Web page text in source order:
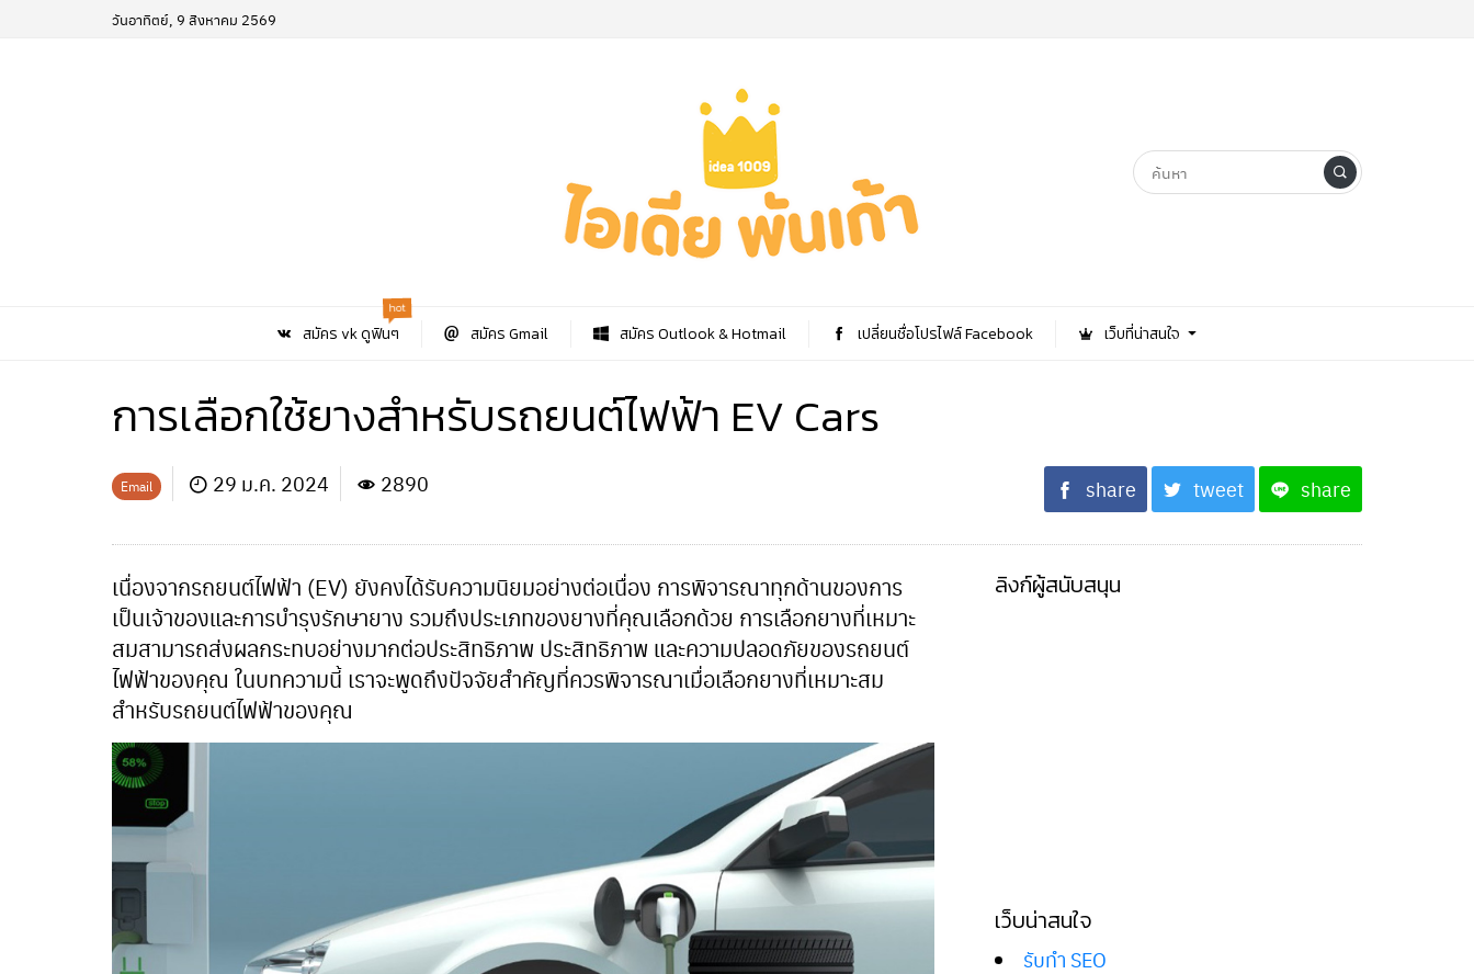
วันอาทิตย์, 9 สิงหาคม 2569
สมัคร vk ดูฟินๆ
hot
สมัคร Gmail สมัคร Outlook & Hotmail เปลี่ยนชื่อโปรไฟล์ Facebook เว็บที่น่าสนใจ
การเลือกใช้ยางสำหรับรถยนต์ไฟฟ้า EV Cars
Email 29 ม.ค. 2024 2890 share tweet share
เนื่องจากรถยนต์ไฟฟ้า (EV) ยังคงได้รับความนิยมอย่างต่อเนื่อง การพิจารณาทุกด้านของการ
เป็นเจ้าของและการบำรุงรักษายาง รวมถึงประเภทของยางที่คุณเลือกด้วย การเลือกยางที่เหมาะ
สมสามารถส่งผลกระทบอย่างมากต่อประสิทธิภาพ ประสิทธิภาพ และความปลอดภัยของรถยนต์
ไฟฟ้าของคุณ ในบทความนี้ เราจะพูดถึงปัจจัยสำคัญที่ควรพิจารณาเมื่อเลือกยางที่เหมาะสม
สำหรับรถยนต์ไฟฟ้าของคุณ
ลิงก์ผู้สนับสนุน
เว็บน่าสนใจ
รับทำ SEO